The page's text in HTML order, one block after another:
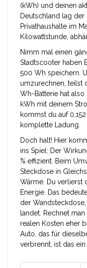
(kWh) und deinen
Deutschland lag
Privathaushalte im
Kilowattstunde,
Nimm mal einen
Stadtscooter haben
500 Wh speichern.
umzurechnen, teilst
Wh-Batterie hat
kWh mit deinem
kommst du auf
komplette Ladung.
Doch halt! Hier
ins Spiel: Der
% effizient . Beim
Steckdose in
Wärme. Du verlierst
Energie. Das
der
landet. Rechnet
realen Kosten eher
Auto, das für
verbrennt, ist das ein